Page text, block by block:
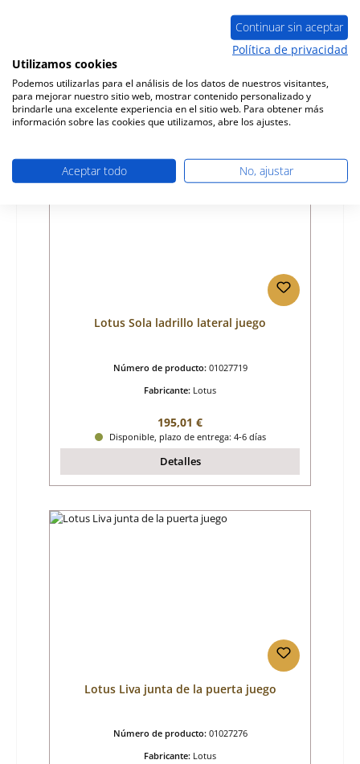
Precio normal:
Disponible, plazo de entrega: 4-6 días
Detalles
Lotus Sola ladrillo lateral juego
Número de producto: 01027719
Fabricante: Lotus
Precio normal:
195,01 €
Disponible, plazo de entrega: 4-6 días
Detalles
Lotus Liva junta de la puerta juego
Número de producto: 01027276
Fabricante: Lotus
Continuar sin aceptar
Política de privacidad
Utilizamos cookies
Podemos utilizarlas para el análisis de los datos de nuestros visitantes,
para mejorar nuestro sitio web, mostrar contenido personalizado y
brindarle una excelente experiencia en el sitio web. Para obtener más
información sobre las cookies que utilizamos, abre los ajustes.
Aceptar todo No, ajustar